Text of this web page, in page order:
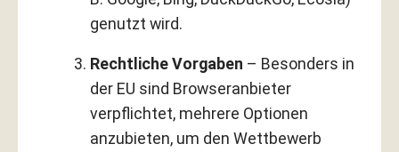
genutzt wird.
Rechtliche Vorgaben – Besonders in
der EU sind Browseranbieter
verpflichtet, mehrere Optionen
anzubieten, um den Wettbewerb